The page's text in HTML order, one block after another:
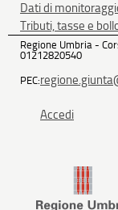
Dati di
Tributi, tasse e
Regione Umbria -
01212820540
PEC:
Accedi